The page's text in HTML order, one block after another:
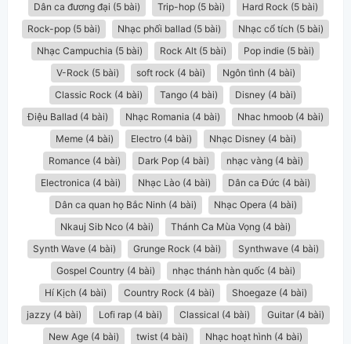
Dân ca đương đại (5 bài)
Trip-hop (5 bài)
Hard Rock (5 bài)
Rock-pop (5 bài)
Nhạc phối ballad (5 bài)
Nhạc cổ tích (5 bài)
Nhạc Campuchia (5 bài)
Rock Alt (5 bài)
Pop indie (5 bài)
V-Rock (5 bài)
soft rock (4 bài)
Ngôn tình (4 bài)
Classic Rock (4 bài)
Tango (4 bài)
Disney (4 bài)
Điệu Ballad (4 bài)
Nhạc Romania (4 bài)
Nhac hmoob (4 bài)
Meme (4 bài)
Electro (4 bài)
Nhạc Disney (4 bài)
Romance (4 bài)
Dark Pop (4 bài)
nhạc vàng (4 bài)
Electronica (4 bài)
Nhạc Lào (4 bài)
Dân ca Đức (4 bài)
Dân ca quan họ Bắc Ninh (4 bài)
Nhạc Opera (4 bài)
Nkauj Sib Nco (4 bài)
Thánh Ca Mùa Vọng (4 bài)
Synth Wave (4 bài)
Grunge Rock (4 bài)
Synthwave (4 bài)
Gospel Country (4 bài)
nhạc thánh hàn quốc (4 bài)
Hí Kịch (4 bài)
Country Rock (4 bài)
Shoegaze (4 bài)
jazzy (4 bài)
Lofi rap (4 bài) Classical (4 bài)
Guitar (4 bài)
New Age (4 bài)
twist (4 bài)
Nhạc hoạt hình (4 bài)